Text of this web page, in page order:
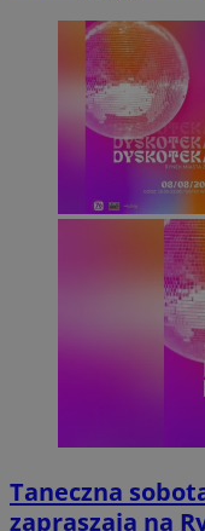
Taneczna
zapraszają na